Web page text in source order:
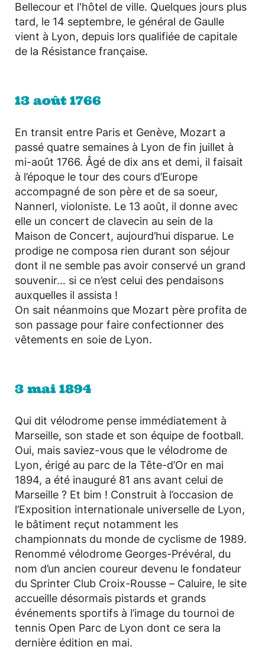
Bellecour et l'hôtel de ville. Quelques jours plus
tard, le 14 septembre, le général de Gaulle
vient à Lyon, depuis lors qualifiée de capitale
de la Résistance française.
13 août 1766
En transit entre Paris et Genève, Mozart a
passé quatre semaines à Lyon de fin juillet à
mi-août 1766. Âgé de dix ans et demi, il faisait
à l’époque le tour des cours d’Europe
accompagné de son père et de sa soeur,
Nannerl, violoniste. Le 13 août, il donne avec
elle un concert de clavecin au sein de la
Maison de Concert, aujourd’hui disparue. Le
prodige ne composa rien durant son séjour
dont il ne semble pas avoir conservé un grand
souvenir… si ce n’est celui des pendaisons
auxquelles il assista !
On sait néanmoins que Mozart père profita de
son passage pour faire confectionner des
vêtements en soie de Lyon.
3 mai 1894
Qui dit vélodrome pense immédiatement à
Marseille, son stade et son équipe de football.
Oui, mais saviez-vous que le vélodrome de
Lyon, érigé au parc de la Tête-d’Or en mai
1894, a été inauguré 81 ans avant celui de
Marseille ? Et bim ! Construit à l’occasion de
l’Exposition internationale universelle de Lyon,
le bâtiment reçut notamment les
championnats du monde de cyclisme de 1989.
Renommé vélodrome Georges-Prévéral, du
nom d’un ancien coureur devenu le fondateur
du Sprinter Club Croix-Rousse – Caluire, le site
accueille désormais pistards et grands
événements sportifs à l’image du tournoi de
tennis Open Parc de Lyon dont ce sera la
dernière édition en mai.